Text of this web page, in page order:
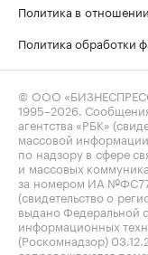
Политика в
Политика обработки
© ООО
1995–2026 .
агентства «РБК»
массовой
по надзору в сфере
и массовых
за номером ИА
(свидетельство о
выдано Федеральной
информационных
(Роскомнадзор)